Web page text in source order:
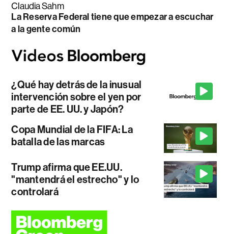
Claudia Sahm
La Reserva Federal tiene que empezar a escuchar
a la gente común
¿Qué hay detrás de la inusual
intervención sobre el yen por
parte de EE. UU. y Japón?
Copa Mundial de la FIFA: La
batalla de las marcas
Trump afirma que EE.UU.
"mantendrá el estrecho" y lo
controlará